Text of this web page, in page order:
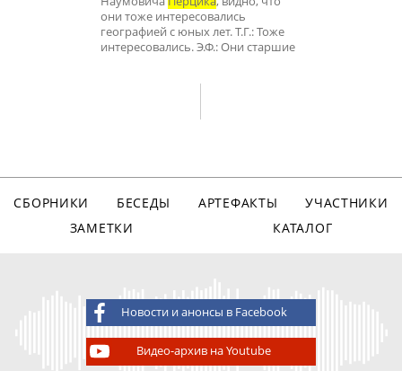
они тоже интересовались
географией с юных лет. Т.Г.: Тоже
интересовались. Э.Ф.: Они старшие
СБОРНИКИ БЕСЕДЫ АРТЕФАКТЫ
УЧАСТНИКИ
ЗАМЕТКИ
КАТАЛОГ
Новости и анонсы в Facebook
Видео-архив на Youtube